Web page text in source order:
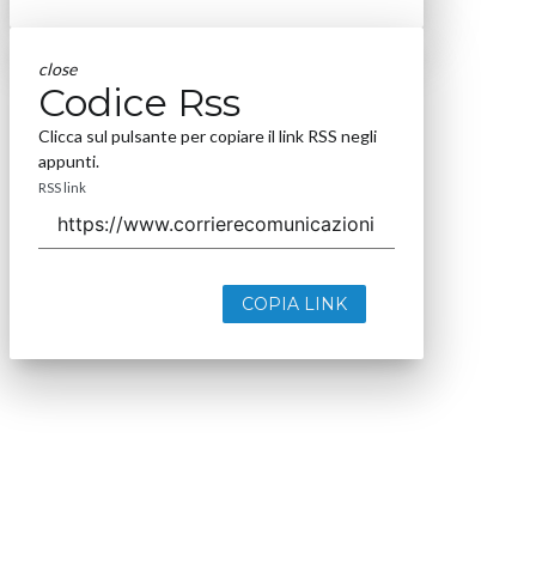
close
Codice Rss
Clicca sul pulsante per copiare il link RSS negli
appunti.
RSS link
COPIA LINK